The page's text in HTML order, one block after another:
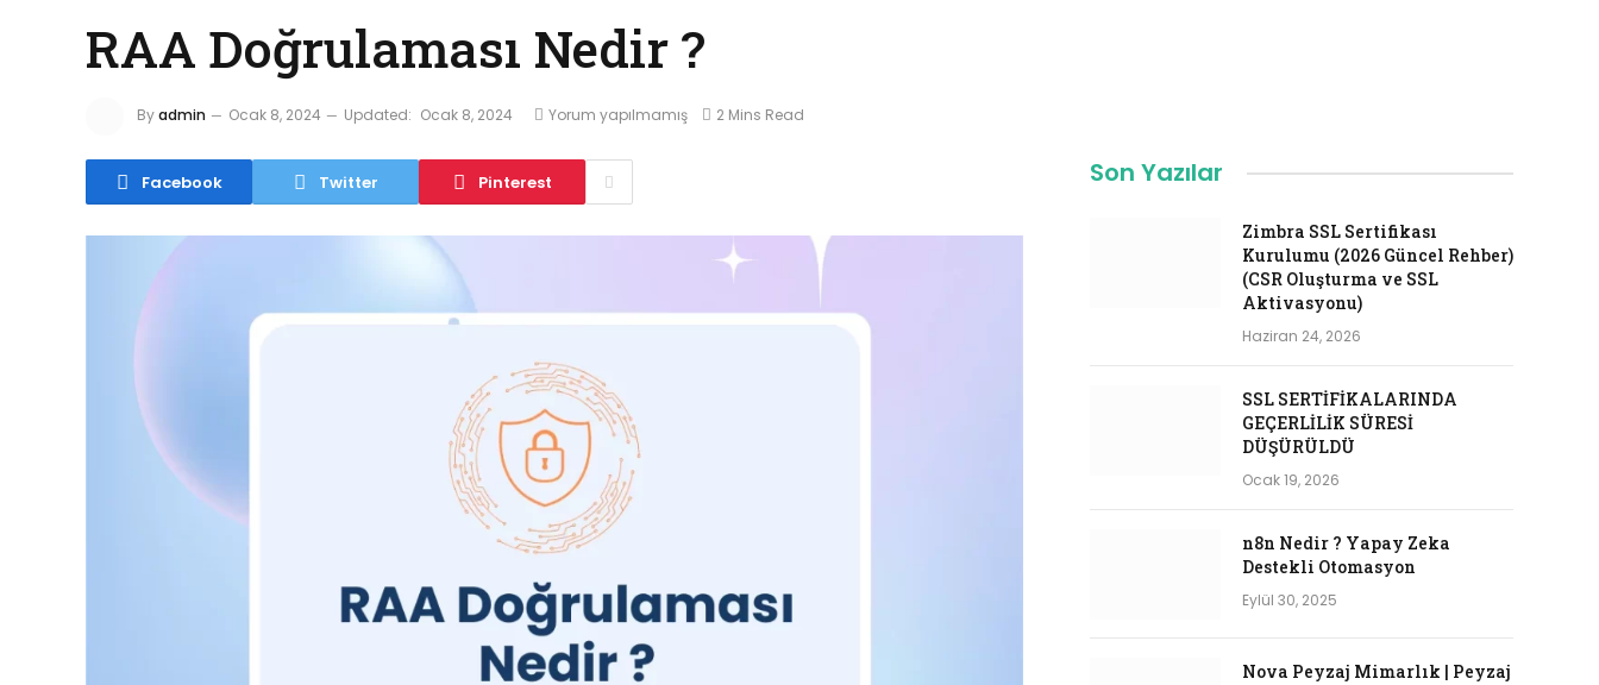
RAA Doğrulaması Nedir ?
Byadmin Ocak 8, 2024 Updated: Ocak 8, 2024 Yorum yapılmamış 2 Mins Read
Facebook Twitter Pinterest Son Yazılar
Zimbra SSL Sertifikası
Kurulumu (2026 Güncel Rehber)
(CSR Oluşturma ve SSL
Aktivasyonu)
Haziran 24, 2026
SSL SERTİFİKALARINDA
GEÇERLİLİK SÜRESİ
DÜŞÜRÜLDÜ
Ocak 19, 2026
n8n Nedir ? Yapay Zeka
Destekli Otomasyon
Eylül 30, 2025
Nova Peyzaj Mimarlık | Peyzaj